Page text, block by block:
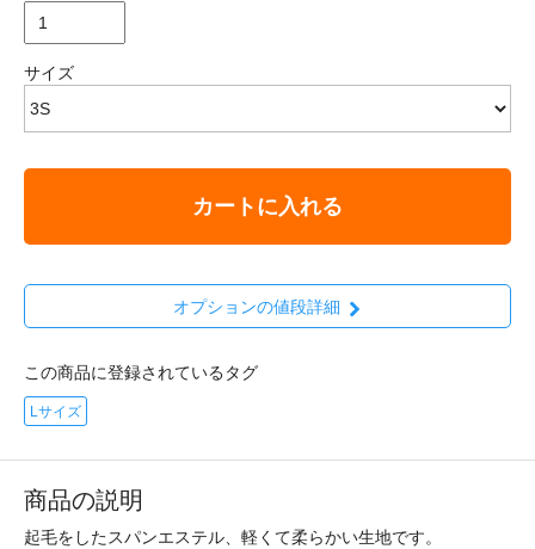
サイズ
カートに入れる
オプションの値段詳細
この商品に登録されているタグ
Lサイズ
商品の説明
起毛をしたスパンエステル、軽くて柔らかい生地です。